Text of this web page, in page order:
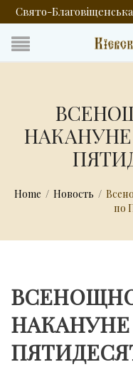
Свято-
Home / Новость /
по
НАКАНУНЕ